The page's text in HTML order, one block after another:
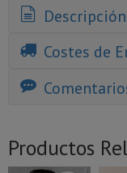
Descripción
Costes de
Productos